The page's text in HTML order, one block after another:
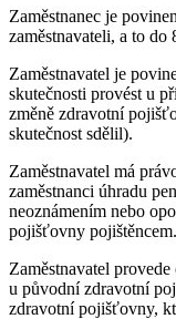
Zaměstnanec je
zaměstnavateli, a to
Zaměstnavatel je
skutečnosti provést u
změně zdravotní
skutečnost sdělil).
Zaměstnavatel má
zaměstnanci úhradu
neoznámením nebo
pojišťovny pojištěncem.
Zaměstnavatel
u původní zdravotní
zdravotní pojišťovny,